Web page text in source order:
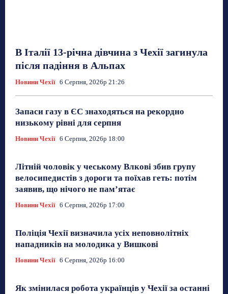
В Італії 13-річна дівчина з Чехії загинула
після падіння в Альпах
Новини Чехії 6 Серпня, 2026р 21:26
Запаси газу в ЄС знаходяться на рекордно
низькому рівні для серпня
Новини Чехії 6 Серпня, 2026р 18:00
Літній чоловік у чеському Влкові збив групу
велосипедистів з дороги та поїхав геть: потім
заявив, що нічого не пам’ятає
Новини Чехії 6 Серпня, 2026р 17:00
Поліція Чехії визначила усіх неповнолітніх
нападників на молодика у Вишкові
Новини Чехії 6 Серпня, 2026р 16:00
Як змінилася робота українців у Чехії за останні